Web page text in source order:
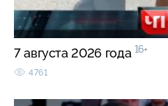
7 августа 2026 года 16+
4761